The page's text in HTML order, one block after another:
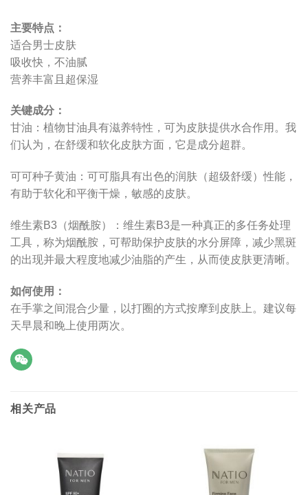
主要特点：
适合男士皮肤
吸收快，不油腻
营养丰富且超保湿
关键成分：
甘油：植物甘油具有滋养特性，可为皮肤提供水合作用。我
们认为，在舒缓和软化皮肤方面，它是成分超群。
可可种子黄油：可可脂具有出色的润肤（超级舒缓）性能，
有助于软化和平衡干燥，敏感的皮肤。
维生素B3（烟酰胺）：维生素B3是一种真正的多任务处理
工具，称为烟酰胺，可帮助保护皮肤的水分屏障，减少黑斑
的出现并最大程度地减少油脂的产生，从而使皮肤更清晰。
如何使用：
在手掌之间混合少量，以打圈的方式按摩到皮肤上。建议每
天早晨和晚上使用两次。
相关产品